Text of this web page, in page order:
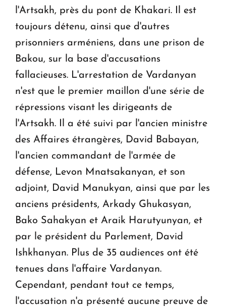
l'Artsakh, près du pont de Khakari. Il est
toujours détenu, ainsi que d'autres
prisonniers arméniens, dans une prison de
Bakou, sur la base d'accusations
fallacieuses. L'arrestation de Vardanyan
n'est que le premier maillon d'une série de
répressions visant les dirigeants de
l'Artsakh. Il a été suivi par l'ancien ministre
des Affaires étrangères, David Babayan,
l'ancien commandant de l'armée de
défense, Levon Mnatsakanyan, et son
adjoint, David Manukyan, ainsi que par les
anciens présidents, Arkady Ghukasyan,
Bako Sahakyan et Araik Harutyunyan, et
par le président du Parlement, David
Ishkhanyan. Plus de 35 audiences ont été
tenues dans l'affaire Vardanyan.
Cependant, pendant tout ce temps,
l'accusation n'a présenté aucune preuve de